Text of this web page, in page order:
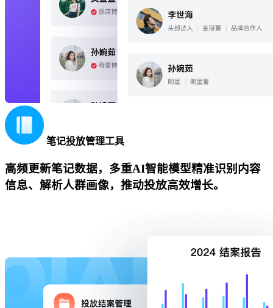
笔记投放管理工具
高频更新笔记数据，多重AI智能模型精准识别内容
信息、解析人群画像，推动投放高效增长。